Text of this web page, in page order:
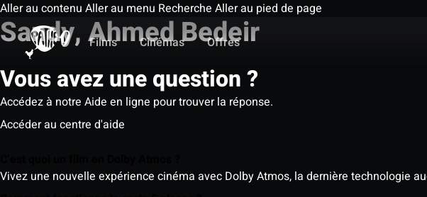
Aller au contenu Aller au menu Recherche Aller au pied de page
Films
Cinémas Offres
Sandy, Ahmed Bedeir
Vous avez une question ?
Accédez à notre Aide en ligne pour trouver la réponse.
Accéder au centre d'aide
Vivez une nouvelle expérience cinéma avec Dolby Atmos, la dernière technologie